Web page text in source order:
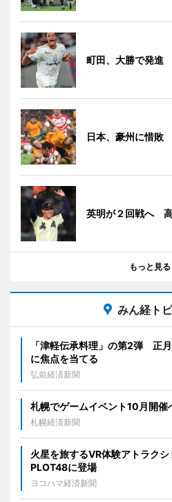
町田、大勝で発進
日本、豪州に惜敗
英明が２回戦へ
もっと見る
みん経ト
「津軽伝承料理」の第2弾 正
に焦点を当てる
弘前経済新聞
札幌でゲームイベント10月開
札幌経済新聞
火星を旅するVR体験アトラク
PLOT48に登場
ヨコハマ経済新聞